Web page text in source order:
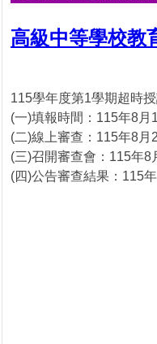
高級中等學校教
115學年度第1學期超時
(一)填報時間：115年8月
(二)線上審查：115年8月
(三)召開審查會：115年8
(四)公告審查結果：115